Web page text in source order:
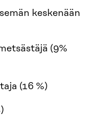
keskenään
(9%
(16 %)